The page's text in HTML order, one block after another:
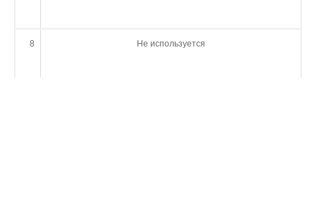
8 Не используется